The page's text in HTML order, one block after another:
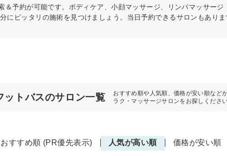
＆予約が可能です。ボディケア、小顔マッサージ、リンパマッサージ
ピッタリの施術を見つけましょう。当日予約できるサロンもありま
ットバスのサロン一覧
おすすめ順や人気順、価格が安い順など
ラク・マッサージサロンをお探しください
おすすめ順 (PR優先表示) 人気が高い順 価格が安い順